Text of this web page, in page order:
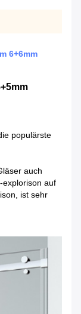
6+6mm
populärste
auch
explorison auf
ist sehr